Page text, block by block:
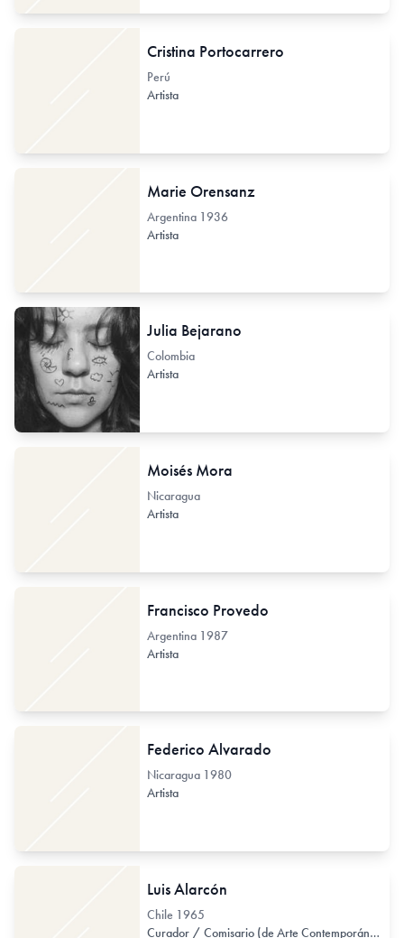
Cristina Portocarrero
Perú
Artista
Marie Orensanz
Argentina 1936
Artista
Julia Bejarano
Colombia
Artista
Moisés Mora
Nicaragua
Artista
Francisco Provedo
Argentina 1987
Artista
Federico Alvarado
Nicaragua 1980
Artista
Luis Alarcón
Chile 1965
Curador / Comisario (de Arte Contemporáneo)